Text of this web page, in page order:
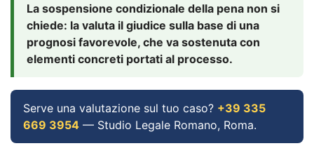
La sospensione condizionale della pena non si
chiede: la valuta il giudice sulla base di una
prognosi favorevole, che va sostenuta con
elementi concreti portati al processo.
Serve una valutazione sul tuo caso? +39 335
669 3954 — Studio Legale Romano, Roma.